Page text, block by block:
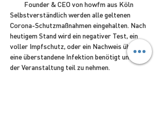
Founder & CEO von howfm aus Köln
Selbstverständlich werden alle geltenen
Corona-Schutzmaßnahmen eingehalten. Nach
heutigem Stand wird ein negativer Test, ein
voller Impfschutz, oder ein Nachweis über
eine überstandene Infektion benötigt um an
der Veranstaltung teil zu nehmen.